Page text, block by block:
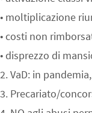
• moltiplicazione
• costi non
• disprezzo di
2. VaD: in
3. Precariato/